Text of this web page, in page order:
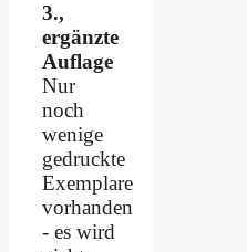
3.,
ergänzte
Auflage
Nur
noch
wenige
gedruckte
Exemplare
vorhanden
- es wird